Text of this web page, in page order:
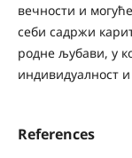
вечности и
себи садржи
родне љубави, у
индивидуалност
References